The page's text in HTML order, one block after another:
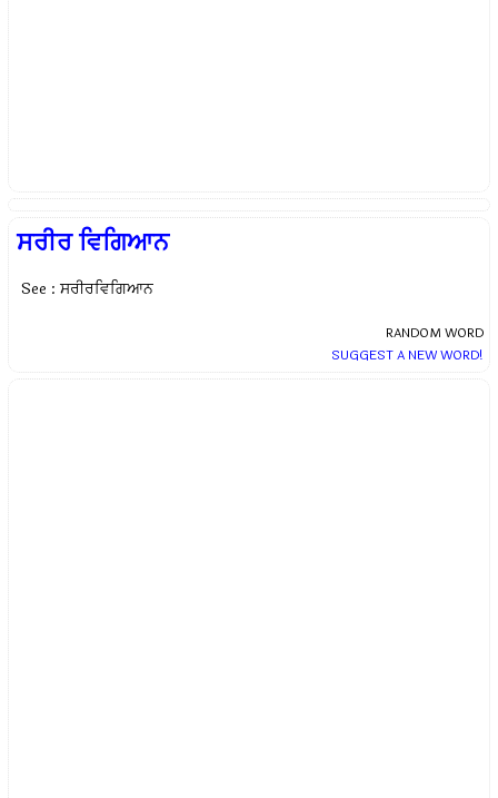
ਸਰੀਰ ਵਿਗਿਆਨ
See : ਸਰੀਰਵਿਗਿਆਨ
RANDOM WORD
SUGGEST A NEW WORD!